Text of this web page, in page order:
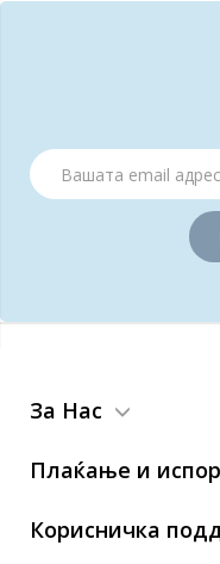
За Нас
Плаќање и
Корисничка